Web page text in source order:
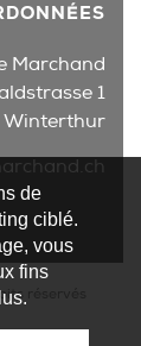
Marchand
1
réservés
de
ciblé.
vous
fins